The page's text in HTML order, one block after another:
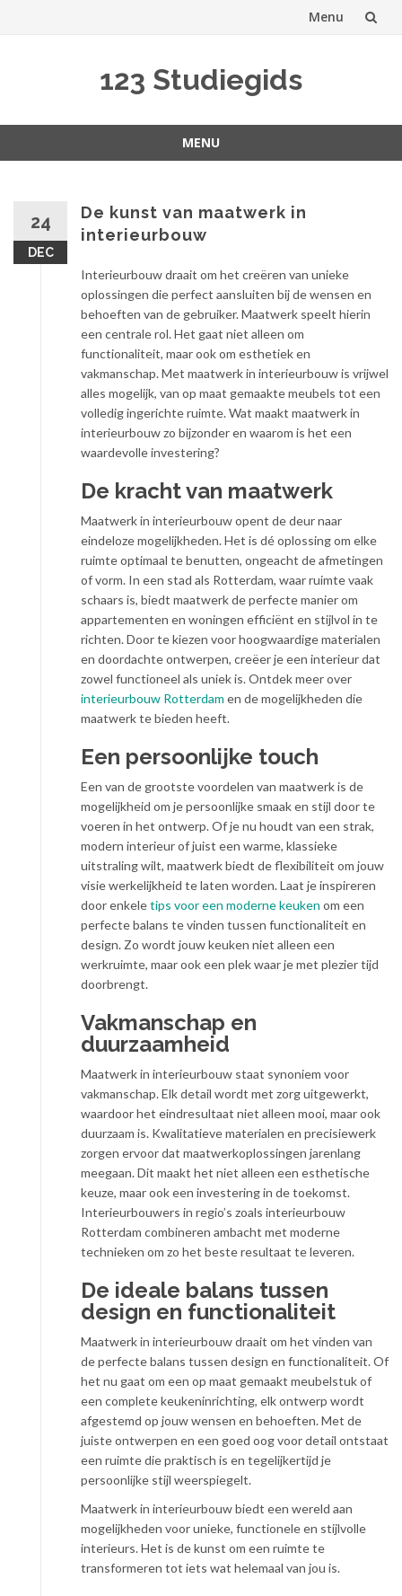
Menu
123 Studiegids
MENU
24
DEC
De kunst van maatwerk in
interieurbouw
Interieurbouw draait om het creëren van unieke
oplossingen die perfect aansluiten bij de wensen en
behoeften van de gebruiker. Maatwerk speelt hierin
een centrale rol. Het gaat niet alleen om
functionaliteit, maar ook om esthetiek en
vakmanschap. Met maatwerk in interieurbouw is vrijwel
alles mogelijk, van op maat gemaakte meubels tot een
volledig ingerichte ruimte. Wat maakt maatwerk in
interieurbouw zo bijzonder en waarom is het een
waardevolle investering?
De kracht van maatwerk
Maatwerk in interieurbouw opent de deur naar
eindeloze mogelijkheden. Het is dé oplossing om elke
ruimte optimaal te benutten, ongeacht de afmetingen
of vorm. In een stad als Rotterdam, waar ruimte vaak
schaars is, biedt maatwerk de perfecte manier om
appartementen en woningen efficiënt en stijlvol in te
richten. Door te kiezen voor hoogwaardige materialen
en doordachte ontwerpen, creëer je een interieur dat
zowel functioneel als uniek is. Ontdek meer over
interieurbouw Rotterdam en de mogelijkheden die
maatwerk te bieden heeft.
Een persoonlijke touch
Een van de grootste voordelen van maatwerk is de
mogelijkheid om je persoonlijke smaak en stijl door te
voeren in het ontwerp. Of je nu houdt van een strak,
modern interieur of juist een warme, klassieke
uitstraling wilt, maatwerk biedt de flexibiliteit om jouw
visie werkelijkheid te laten worden. Laat je inspireren
door enkeletips voor een moderne keuken om een
perfecte balans te vinden tussen functionaliteit en
design. Zo wordt jouw keuken niet alleen een
werkruimte, maar ook een plek waar je met plezier tijd
doorbrengt.
Vakmanschap en
duurzaamheid
Maatwerk in interieurbouw staat synoniem voor
vakmanschap. Elk detail wordt met zorg uitgewerkt,
waardoor het eindresultaat niet alleen mooi, maar ook
duurzaam is. Kwalitatieve materialen en precisiewerk
zorgen ervoor dat maatwerkoplossingen jarenlang
meegaan. Dit maakt het niet alleen een esthetische
keuze, maar ook een investering in de toekomst.
Interieurbouwers in regio’s zoals interieurbouw
Rotterdam combineren ambacht met moderne
technieken om zo het beste resultaat te leveren.
De ideale balans tussen
design en functionaliteit
Maatwerk in interieurbouw draait om het vinden van
de perfecte balans tussen design en functionaliteit. Of
het nu gaat om een op maat gemaakt meubelstuk of
een complete keukeninrichting, elk ontwerp wordt
afgestemd op jouw wensen en behoeften. Met de
juiste ontwerpen en een goed oog voor detail ontstaat
een ruimte die praktisch is en tegelijkertijd je
persoonlijke stijl weerspiegelt.
Maatwerk in interieurbouw biedt een wereld aan
mogelijkheden voor unieke, functionele en stijlvolle
interieurs. Het is de kunst om een ruimte te
transformeren tot iets wat helemaal van jou is.